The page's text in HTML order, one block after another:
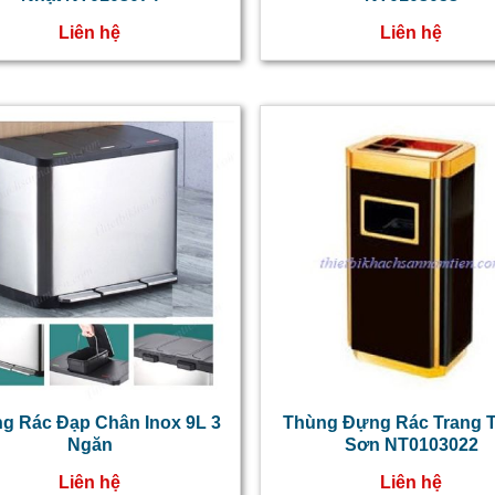
Liên hệ
Liên hệ
Rác Đạp Chân Inox 9L 3
Ngăn
Liên hệ
Thùng Đựng Rác Trang
Sơn NT0103022
Liên hệ